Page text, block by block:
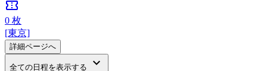
confirmation_number
0 枚
[東京]
詳細ページへ
全ての日程を表示する keyboard_arrow_down